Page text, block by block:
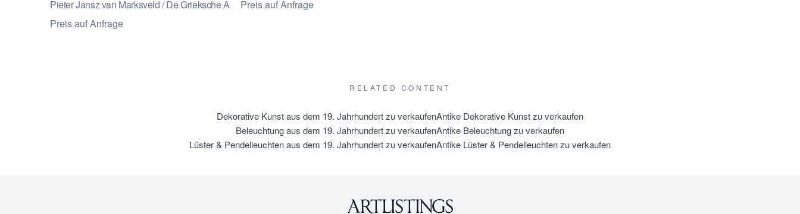
Pieter Jansz van Marksveld / De Grieksche A
Preis auf Anfrage
Preis auf Anfrage
RELATED CONTENT
Dekorative Kunst aus dem 19. Jahrhundert zu verkaufenAntike Dekorative Kunst zu verkaufen
Beleuchtung aus dem 19. Jahrhundert zu verkaufenAntike Beleuchtung zu verkaufen
Lüster & Pendelleuchten aus dem 19. Jahrhundert zu verkaufenAntike Lüster & Pendelleuchten zu verkaufen